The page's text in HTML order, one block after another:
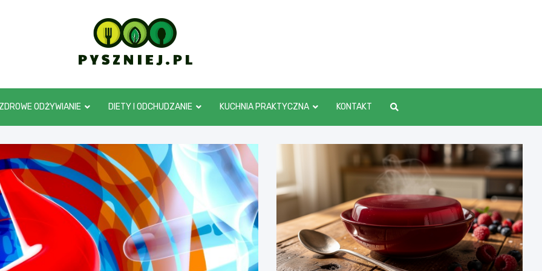
pyszniej.pl
ZDROWE ODŻYWIANIE DIETY I ODCHUDZANIE KUCHNIA PRAKTYCZNA KONTAKT